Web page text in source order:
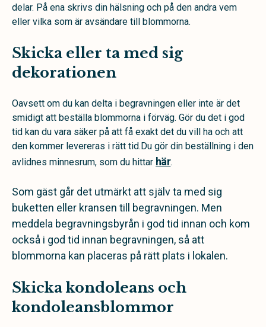
delar. På ena skrivs din hälsning och på den andra vem
eller vilka som är avsändare till blommorna.
Skicka eller ta med sig
dekorationen
Oavsett om du kan delta i begravningen eller inte är det
smidigt att beställa blommorna i förväg. Gör du det i god
tid kan du vara säker på att få exakt det du vill ha och att
den kommer levereras i rätt tid.Du gör din beställning i den
avlidnes minnesrum, som du hittar här.
Som gäst går det utmärkt att själv ta med sig
buketten eller kransen till begravningen. Men
meddela begravningsbyrån i god tid innan och kom
också i god tid innan begravningen, så att
blommorna kan placeras på rätt plats i lokalen.
Skicka kondoleans och
kondoleansblommor